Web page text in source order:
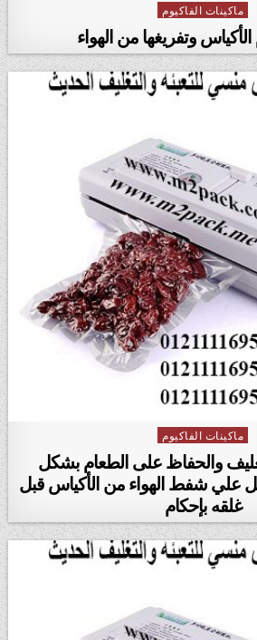
Posted in
ماكينات الفاكيوم
الأكياس وتفريغها من الهواء
Posted in
ماكينات الفاكيوم
والحفاظ على الطعام بشكل
علي شفط الهواء من الأكياس قبل
غلقه بإحكام